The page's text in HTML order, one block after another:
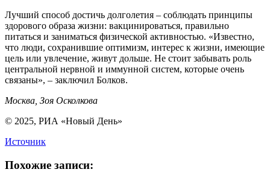
Лучший способ достичь долголетия – соблюдать принципы
здорового образа жизни: вакцинироваться, правильно
питаться и заниматься физической активностью. «Известно,
что люди, сохранившие оптимизм, интерес к жизни, имеющие
цель или увлечение, живут дольше. Не стоит забывать роль
центральной нервной и иммунной систем, которые очень
связаны», – заключил Болков.
Москва, Зоя Осколкова
© 2025, РИА «Новый День»
Источник
Похожие записи: